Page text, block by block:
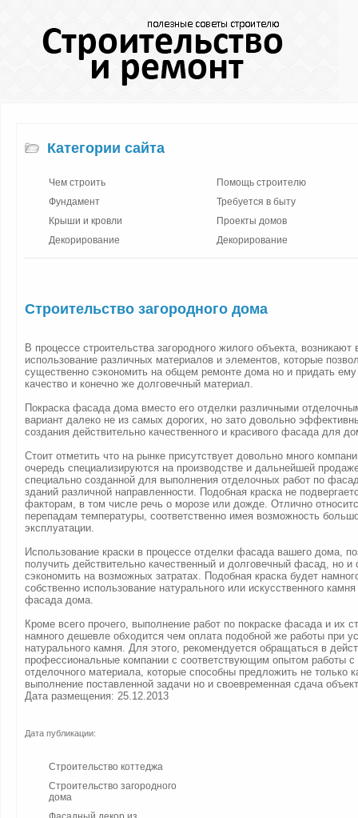
Категории сайта
Чем строить
Фундамент
Крыши и кровли
Декорирование
Помощь строителю
Требуется в быту
Проекты домов
Декорирование
Строительство загородного дома
В процессе строительства загородного жилого объекта,
использование различных материалов и элементов, которые
существенно сэкономить на общем ремонте дома но и придать
качество и конечно же долговечный материал.
Покраска фасада дома вместо его отделки различными
вариант далеко не из самых дорогих, но зато довольно
создания действительно качественного и красивого фасада для
Стоит отметить что на рынке присутствует довольно много
очередь специализируются на производстве и дальнейшей
специально созданной для выполнения отделочных работ по
зданий различной направленности. Подобная краска не
факторам, в том числе речь о морозе или дожде. Отлично
перепадам температуры, соответственно имея возможность
эксплуатации.
Использование краски в процессе отделки фасада вашего дома,
получить действительно качественный и долговечный фасад, но и
сэкономить на возможных затратах. Подобная краска будет
собственно использование натурального или искусственного
фасада дома.
Кроме всего прочего, выполнение работ по покраске фасада и их
намного дешевле обходится чем оплата подобной же работы при
натурального камня. Для этого, рекомендуется обращаться в
профессиональные компании с соответствующим опытом работы
отделочного материала, которые способны предложить не только
выполнение поставленной задачи но и своевременная сдача
Дата размещения: 25.12.2013
Дата публикации:
Строительство коттеджа
Строительство загородного
дома